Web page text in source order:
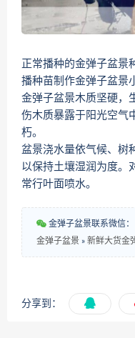
正常播种的金弹子盆景
播种苗制作金弹子盆景
金弹子盆景木质坚硬，
伤木质暴露于阳光空气
朽。
盆景浇水量依气候、树
以保持土壤湿润为度。
常行叶面喷水。
金弹子盆景联系微信
金弹子盆景 » 新鲜大货金
分享到：